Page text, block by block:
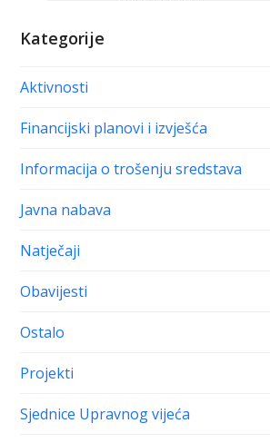
Kategorije
Aktivnosti
Financijski planovi i izvješća
Informacija o trošenju sredstava
Javna nabava
Natječaji
Obavijesti
Ostalo
Projekti
Sjednice Upravnog vijeća